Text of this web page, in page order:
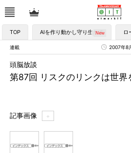
TOP AIを作り動かし守り生かす ロ
連載 2007年8
第87回 リスクのリンクは世界
頭脳放談
記事画像 ＋